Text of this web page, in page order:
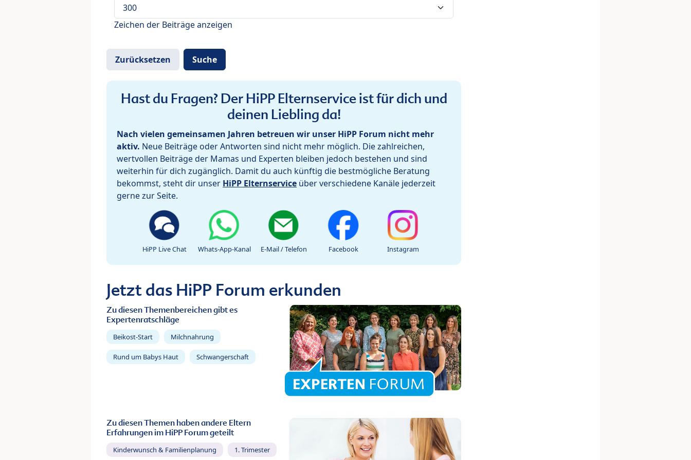
Zeichen der Beiträge anzeigen
Hast du Fragen? Der HiPP Elternservice ist für dich und
deinen Liebling da!
Nach vielen gemeinsamen Jahren betreuen wir unser HiPP Forum nicht mehr
aktiv. Neue Beiträge oder Antworten sind nicht mehr möglich. Die zahlreichen,
wertvollen Beiträge der Mamas und Experten bleiben jedoch bestehen und sind
weiterhin für dich zugänglich. Damit du auch künftig die bestmögliche Beratung
bekommst, steht dir unser HiPP Elternservice über verschiedene Kanäle jederzeit
gerne zur Seite.
HiPP Live Chat Whats-App-Kanal E-Mail / Telefon Facebook Instagram
Jetzt das HiPP Forum erkunden
Zu diesen Themenbereichen gibt es
Expertenratschläge
Beikost-Start Milchnahrung
Rund um Babys Haut Schwangerschaft
Zu diesen Themen haben andere Eltern
Erfahrungen im HiPP Forum geteilt
Kinderwunsch & Familienplanung 1. Trimester